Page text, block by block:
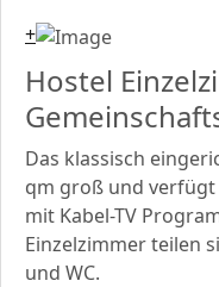
+
Hostel
Das klassisch
qm groß und
mit Kabel-TV
Einzelzimmer teilen
und WC.